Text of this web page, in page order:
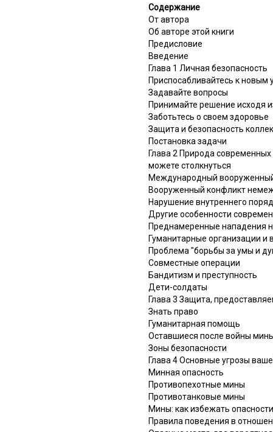
Содержание
От автора
Об авторе этой книги
Предисловие
Введение
Глава 1 Личная безопасность
Приспосабливайтесь к новым
Задавайте вопросы
Принимайте решение исходя
Заботьтесь о своем здоровье
Защита и безопасность
Постановка задачи
Глава 2 Природа
можете столкнуться
Международный
Вооруженный конфликт
Нарушение внутреннего
Другие особенности
Преднамеренные нападения
Гуманитарные организации
Проблема "борьбы за умы и
Совместные операции
Бандитизм и преступность
Дети-солдаты
Глава 3 Защита,
Знать право
Гуманитарная помощь
Оставшиеся после войны
Зоны безопасности
Глава 4 Основные угрозы
Минная опасность
Противопехотные мины
Противотанковые мины
Мины: как избежать опасности
Правила поведения в